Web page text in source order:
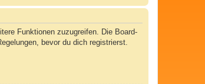
Funktionen zuzugreifen. Die Board-
bevor du dich registrierst.